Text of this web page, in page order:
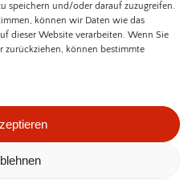
speichern und/oder darauf zuzugreifen.
können wir Daten wie das
dieser Website verarbeiten. Wenn Sie
zurückziehen, können bestimmte
bestellen.de